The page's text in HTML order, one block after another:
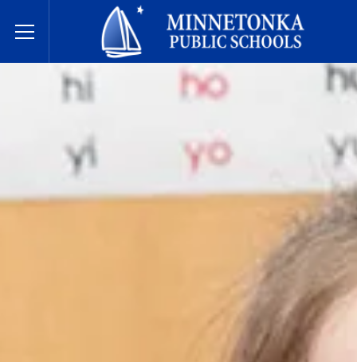
Toggle Menu
Государственные школы Миннетонки